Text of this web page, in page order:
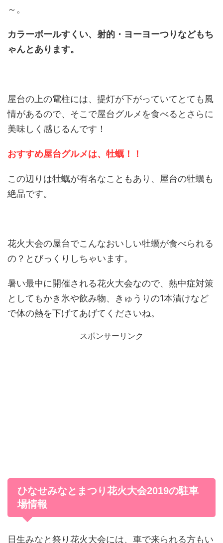
～。
カラーボールすくい、射的・ヨーヨーつりなどもち
ゃんとあります。
屋台の上の電柱には、提灯が下がっていてとても風
情があるので、そこで屋台グルメを食べるとさらに
美味しく感じるんです！
おすすめ屋台グルメは、牡蠣！！
この辺りは牡蠣が有名なこともあり、屋台の牡蠣も
絶品です。
花火大会の屋台でこんなおいしい牡蠣が食べられる
の？とびっくりしちゃいます。
暑い最中に開催される花火大会なので、熱中症対策
としてもかき氷や飲み物、きゅうりの1本漬けなど
で体の熱を下げてあげてくださいね。
スポンサーリンク
ひなせみなとまつり花火大会2019の駐車
場情報
日生みなと祭り花火大会には、車で来られる方もい